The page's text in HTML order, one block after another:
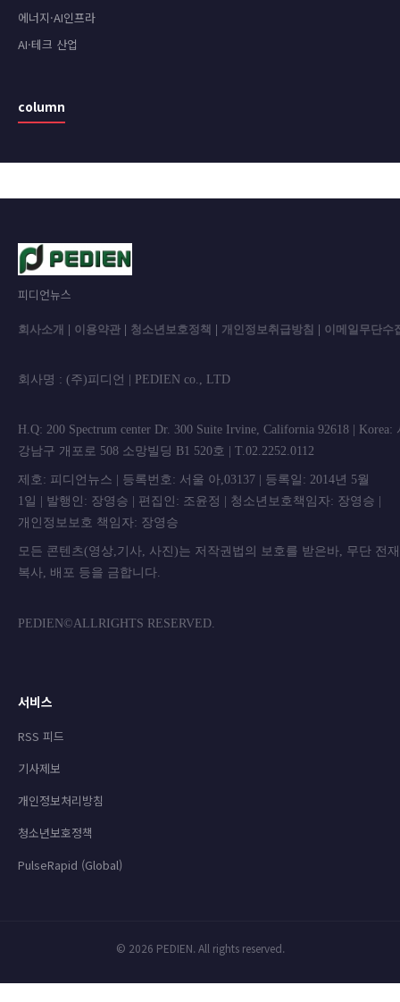
에너지·AI인프라
AI·테크 산업
column
피디언뉴스
회사소개 이용약관 청소년보호정책 개인정보취급방침 이메일무단수
회사명 : (주)피디언 | PEDIEN co.,
H.Q: 200 Spectrum center Dr. 300 Suite Irvine, California 92618 | Korea:
강남구 개포로 508 소망빌딩 B1 520호 | T.02.2252.0112
제호: 피디언뉴스 | 등록번호: 서울 아,03137 | 등록일: 2014년 5월
1일 | 발행인: 장영승 | 편집인: 조윤정 | 청소년보호책임자: 장영승 |
개인정보보호 책임자: 장영승
모든 콘텐츠(영상,기사, 사진)는 저작권법의 보호를 받은바, 무단 전
복사, 배포 등을 금합니
PEDIEN©ALLRIGHTS RESERVED.
서비스
RSS 피드
기사제보
개인정보처리방침
청소년보호정책
PulseRapid (Global)
© 2026 PEDIEN. All rights reserved.